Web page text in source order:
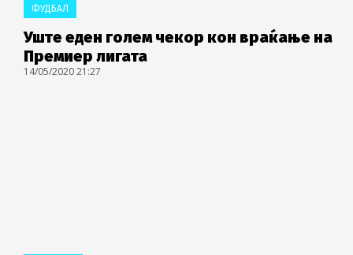
ФУДБАЛ
Уште еден голем чекор кон враќање на
Премиер лигата
14/05/2020 21:27